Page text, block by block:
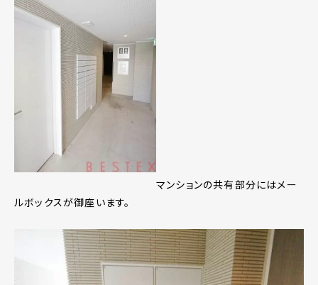
マンションの共有部分にはメー
ルボックスが御座います。